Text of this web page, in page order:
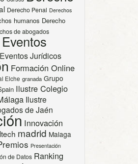
Derecho Penal Derechos
humanos Derecho
de abogados
Eventos
Eventos Jurídicos
Formación Online
Elche granada Grupo
Ilustre Colegio
Ilustre
de Jaén
Innovación
madrid Malaga
Presentación
de Datos Ranking